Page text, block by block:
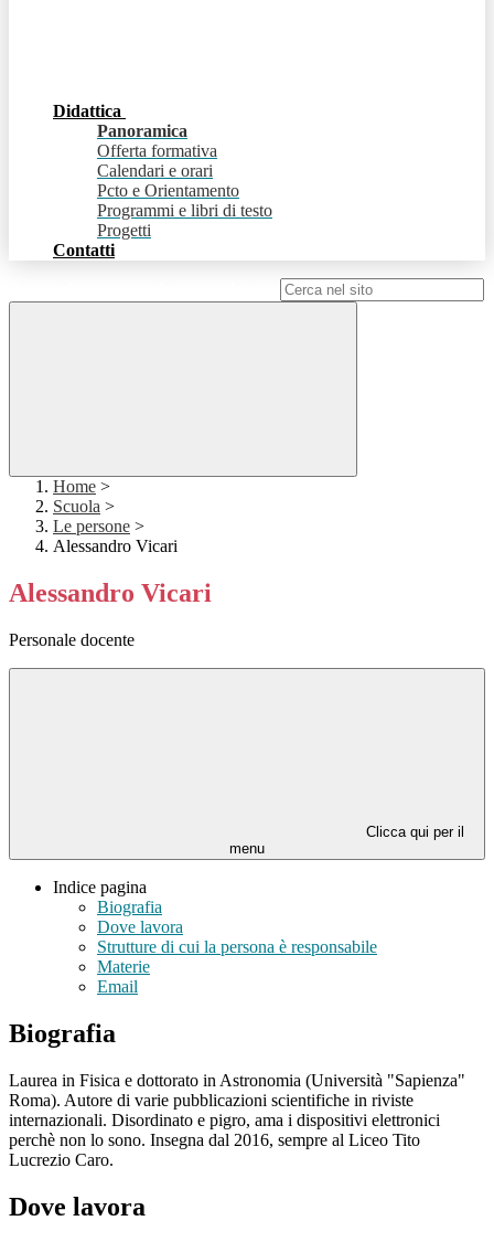
Didattica
Panoramica
Offerta formativa
Calendari e orari
Pcto e Orientamento
Programmi e libri di testo
Progetti
Contatti
Home >
Scuola >
Le persone >
Alessandro Vicari
Alessandro Vicari
Personale docente
Clicca qui per il
menu
Indice pagina
Biografia
Dove lavora
Strutture di cui la persona è responsabile
Materie
Email
Biografia
Laurea in Fisica e dottorato in Astronomia (Università "Sapienza"
Roma). Autore di varie pubblicazioni scientifiche in riviste
internazionali. Disordinato e pigro, ama i dispositivi elettronici
perchè non lo sono. Insegna dal 2016, sempre al Liceo Tito
Lucrezio Caro.
Dove lavora